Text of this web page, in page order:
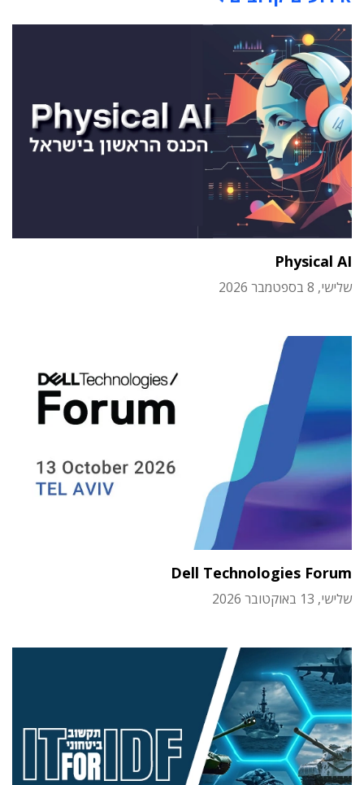
Physical AI
שלישי, 8 בספטמבר 2026
Dell Technologies Forum
שלישי, 13 באוקטובר 2026